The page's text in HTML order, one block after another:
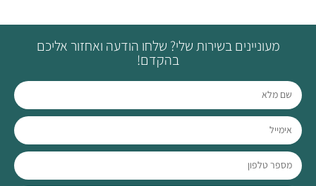
מעוניינים בשירות שלי? שלחו הודעה ואחזור אליכם
בהקדם!